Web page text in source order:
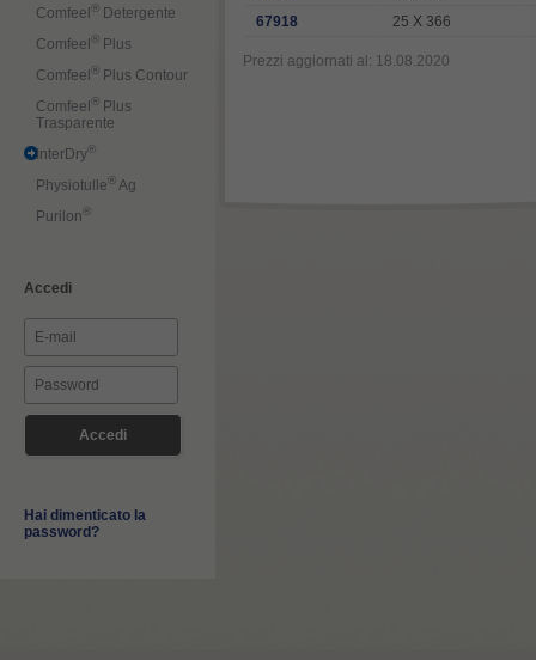
Comfeel ®
Detergente
Comfeel ®
Plus
Comfeel ®
Plus Contour
Comfeel ®
Plus
Trasparente
InterDry®
Physiotulle ® Ag
Purilon ®
Accedi
Hai dimenticato la
password?
67918
25 X 366
Prezzi aggiornati al: 18.08.2020